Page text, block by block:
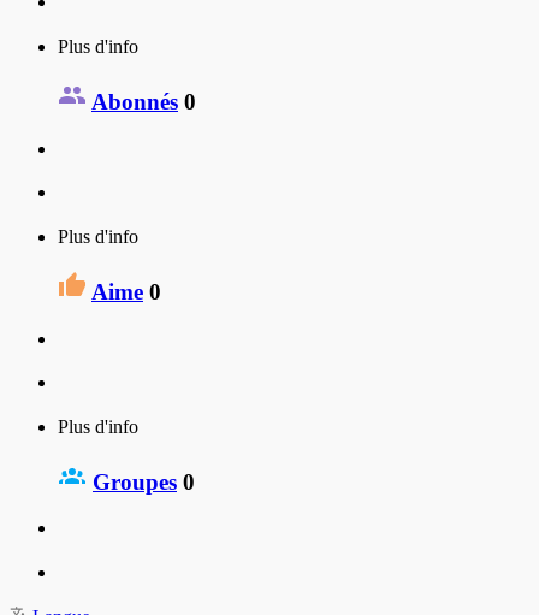
Plus d'info
Abonnés 0
Plus d'info
Aime 0
Plus d'info
Groupes 0